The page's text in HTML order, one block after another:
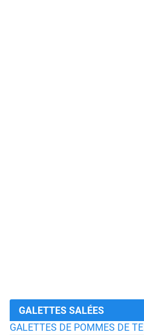
GALETTES SALÉES
GALETTES DE POMMES DE